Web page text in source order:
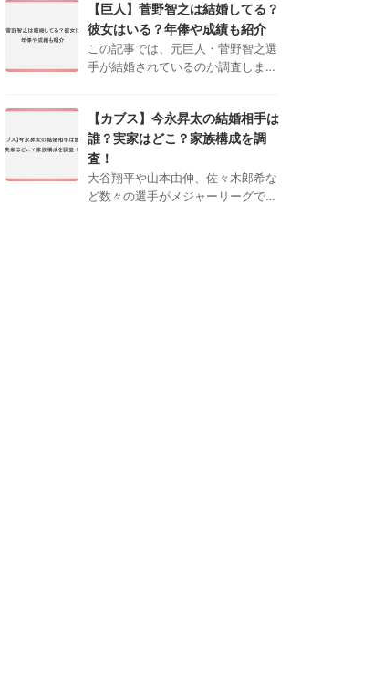
いう声が上がっており、プライベー
トにも注目が集まっています。 本
記事では …
【巨人】菅野智之は結婚してる？
彼女はいる？年俸や成績も紹介
この記事では、元巨人・菅野智之選
手が結婚されているのか調査しまし
野球。今シーズンも自身の好きなチ
ームを応援するために現地の球場に
見に行く …
【カブス】今永昇太の結婚相手は
誰？実家はどこ？家族構成を調
査！
大谷翔平や山本由伸、佐々木郎希な
ど数々の選手がメジャーリーグで活